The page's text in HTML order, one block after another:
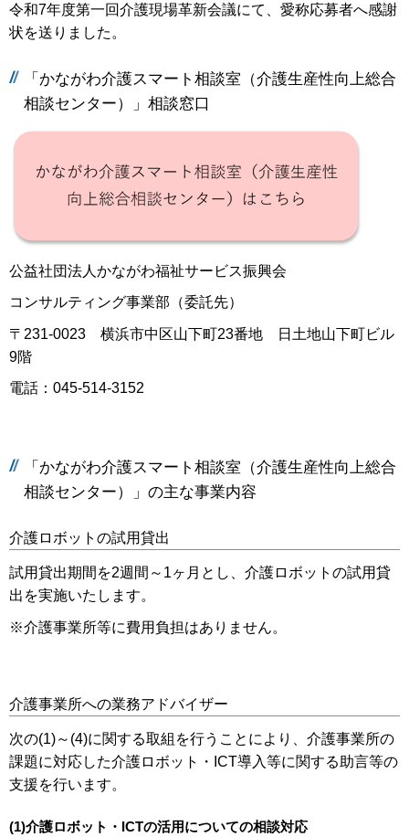
令和7年度第一回介護現場革新会議にて、愛称応募者へ感謝
状を送りました。
「かながわ介護スマート相談室（介護生産性向上総合
相談センター）」相談窓口
公益社団法人かながわ福祉サービス振興会
コンサルティング事業部（委託先）
〒231-0023 横浜市中区山下町23番地 日土地山下町ビル
9階
電話：045-514-3152
「かながわ介護スマート相談室（介護生産性向上総合
相談センター）」の主な事業内容
介護ロボットの試用貸出
試用貸出期間を2週間～1ヶ月とし、介護ロボットの試用貸
出を実施いたします。
※介護事業所等に費用負担はありません。
介護事業所への業務アドバイザー
次の(1)～(4)に関する取組を行うことにより、介護事業所の
課題に対応した介護ロボット・ICT導入等に関する助言等の
支援を行います。
(1)介護ロボット・ICTの活用についての相談対応